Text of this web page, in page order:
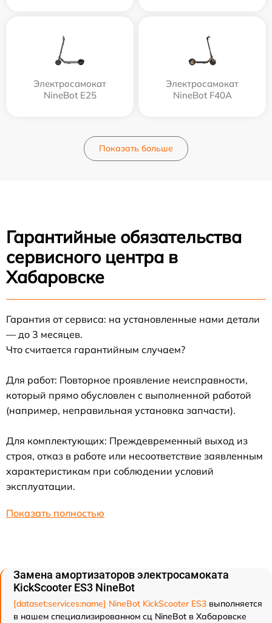
Электросамокат
NineBot E25
Электросамокат
NineBot F40A
Показать больше
Гарантийные обязательства
сервисного центра в
Хабаровске
Гарантия от сервиса: на установленные нами детали
— до 3 месяцев.
Что считается гарантийным случаем?
Для работ: Повторное проявление неисправности,
который прямо обусловлен с выполненной работой
(например, неправильная установка запчасти).
Для комплектующих: Преждевременный выход из
строя, отказ в работе или несоответствие заявленным
характеристикам при соблюдении условий
эксплуатации.
Показать полностью
Замена амортизаторов электросамоката
KickScooter ES3 NineBot
[dataset:services:name] NineBot KickScooter ES3 выполняется
в нашем специализированном сц NineBot в Хабаровске